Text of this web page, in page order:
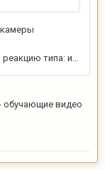
обучающие видео